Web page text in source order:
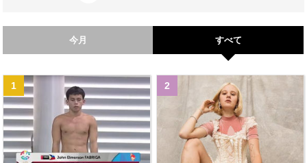
今月 すべて